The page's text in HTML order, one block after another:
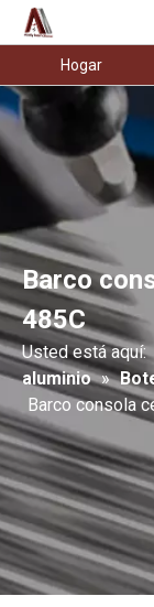
Hogar
Barco
485C
Usted está aquí:
aluminio »
Barco consola